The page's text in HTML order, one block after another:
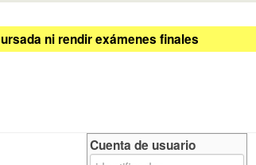
ni rendir exámenes finales
Cuenta de usuario